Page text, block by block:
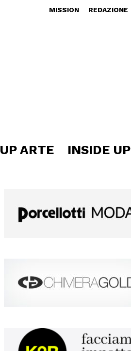
MISSION REDAZIONE
UP ARTE INSIDE UP